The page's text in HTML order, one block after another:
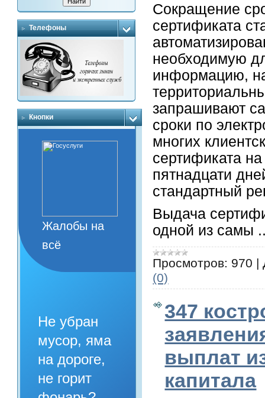
Телефоны
Кнопки
Жалобы на
всё
Не убран
мусор, яма
на дороге,
не горит
Сокращение
сертификата
необходимую
информацию,
запрашивают
сроки по
многих
сертификата
пятнадцати
стандартный
Выдача
одной из самы
Просмотров: 970 |
(0)
347
выплат
капитала